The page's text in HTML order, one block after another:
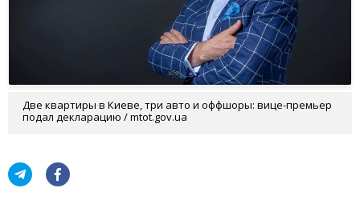
Две квартиры в Киеве, три авто и оффшоры: вице-премьер
подал декларацию / mtot.gov.ua